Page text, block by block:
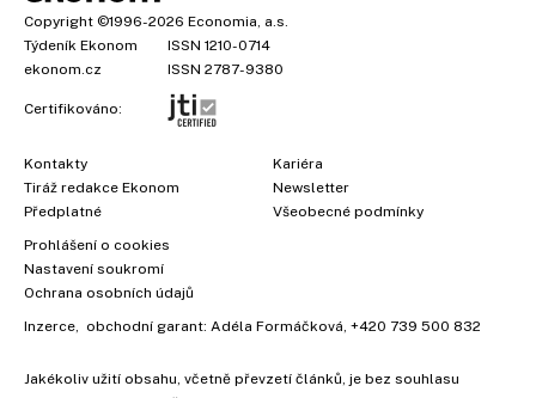
Copyright ©1996-2026 Economia, a.s.
Týdeník Ekonom
ISSN 1210-0714
ekonom.cz
ISSN 2787-9380
Certifikováno:
Kontakty
Tiráž redakce Ekonom
Předplatné
Kariéra
Newsletter
Všeobecné podmínky
Prohlášení o cookies
Nastavení soukromí
Ochrana osobních údajů
Inzerce , obchodní garant: Adéla Formáčková +420 739 500 832
Jakékoliv užití obsahu, včetně převzetí článků, je bez souhlasu